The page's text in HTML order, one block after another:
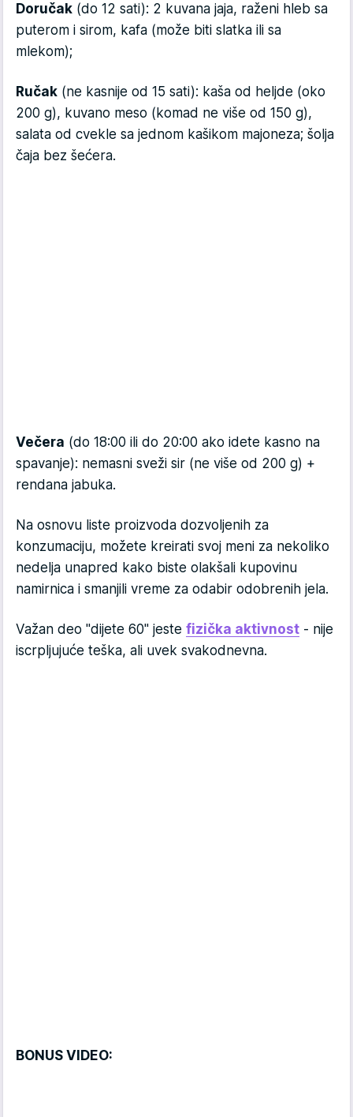
Doručak (do 12 sati): 2 kuvana jaja, raženi hleb sa
puterom i sirom, kafa (može biti slatka ili sa
mlekom);
Ručak (ne kasnije od 15 sati): kaša od heljde (oko
200 g), kuvano meso (komad ne više od 150 g),
salata od cvekle sa jednom kašikom majoneza; šolja
čaja bez šećera.
Večera (do 18:00 ili do 20:00 ako idete kasno na
spavanje): nemasni sveži sir (ne više od 200 g) +
rendana jabuka.
Na osnovu liste proizvoda dozvoljenih za
konzumaciju, možete kreirati svoj meni za nekoliko
nedelja unapred kako biste olakšali kupovinu
namirnica i smanjili vreme za odabir odobrenih jela.
Važan deo "dijete 60" jeste fizička aktivnost - nije
iscrpljujuće teška, ali uvek svakodnevna.
BONUS VIDEO: